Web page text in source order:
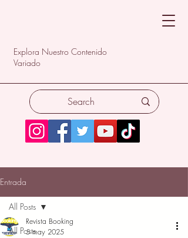
Explora Nuestro Contenido
Variado
Entrada
All Posts
All Posts
Revista Booking
5 may 2025